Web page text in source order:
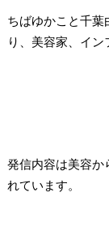
ちばゆかこと千葉
り、美容家、イン
発信内容は美容か
れています。